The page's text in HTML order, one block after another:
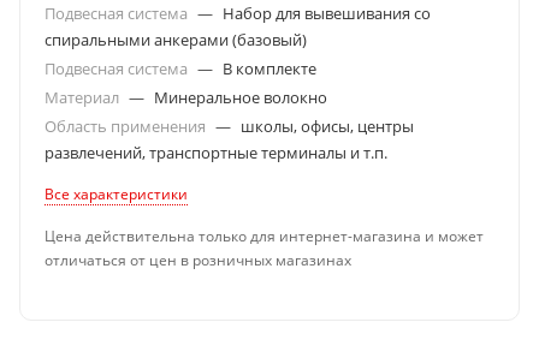
Подвесная система — Набор для вывешивания со
спиральными анкерами (базовый)
Подвесная система — В комплекте
Материал — Минеральное волокно
Область применения — школы, офисы, центры
развлечений, транспортные терминалы и т.п.
Все характеристики
Цена действительна только для интернет-магазина и может
отличаться от цен в розничных магазинах